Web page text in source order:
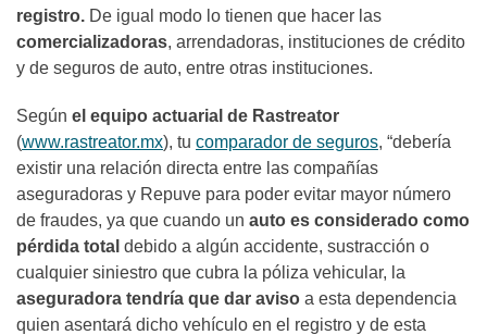
registro. De igual modo lo tienen que hacer las
comercializadoras, arrendadoras, instituciones de crédito
y de seguros de auto, entre otras instituciones.
Según el equipo actuarial de Rastreator
(www.rastreator.mx), tu comparador de seguros, “debería
existir una relación directa entre las compañías
aseguradoras y Repuve para poder evitar mayor número
de fraudes, ya que cuando un auto es considerado como
pérdida total debido a algún accidente, sustracción o
cualquier siniestro que cubra la póliza vehicular, la
aseguradora tendría que dar aviso a esta dependencia
quien asentará dicho vehículo en el registro y de esta